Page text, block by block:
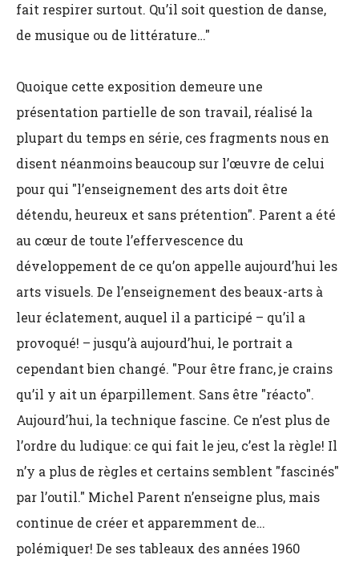
fait respirer surtout. Qu’il soit question de danse,
de musique ou de littérature…"
Quoique cette exposition demeure une
présentation partielle de son travail, réalisé la
plupart du temps en série, ces fragments nous en
disent néanmoins beaucoup sur l’œuvre de celui
pour qui "l’enseignement des arts doit être
détendu, heureux et sans prétention". Parent a été
au cœur de toute l’effervescence du
développement de ce qu’on appelle aujourd’hui les
arts visuels. De l’enseignement des beaux-arts à
leur éclatement, auquel il a participé – qu’il a
provoqué! – jusqu’à aujourd’hui, le portrait a
cependant bien changé. "Pour être franc, je crains
qu’il y ait un éparpillement. Sans être "réacto".
Aujourd’hui, la technique fascine. Ce n’est plus de
l’ordre du ludique: ce qui fait le jeu, c’est la règle! Il
n’y a plus de règles et certains semblent "fascinés"
par l’outil." Michel Parent n’enseigne plus, mais
continue de créer et apparemment de…
polémiquer! De ses tableaux des années 1960